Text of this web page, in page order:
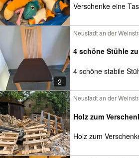
Verschenke eine
2
Neustadt an der
4 schöne Stühle
4 schöne stabile
Neustadt an der
Holz zum
Holz zum